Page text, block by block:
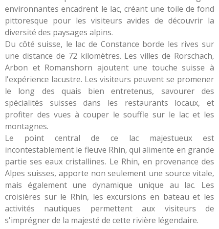
environnantes encadrent le lac, créant une toile de fond
pittoresque pour les visiteurs avides de découvrir la
diversité des paysages alpins.
Du côté suisse, le lac de Constance borde les rives sur
une distance de 72 kilomètres. Les villes de Rorschach,
Arbon et Romanshorn ajoutent une touche suisse à
l'expérience lacustre. Les visiteurs peuvent se promener
le long des quais bien entretenus, savourer des
spécialités suisses dans les restaurants locaux, et
profiter des vues à couper le souffle sur le lac et les
montagnes.
Le point central de ce lac majestueux est
incontestablement le fleuve Rhin, qui alimente en grande
partie ses eaux cristallines. Le Rhin, en provenance des
Alpes suisses, apporte non seulement une source vitale,
mais également une dynamique unique au lac. Les
croisières sur le Rhin, les excursions en bateau et les
activités nautiques permettent aux visiteurs de
s'imprégner de la majesté de cette rivière légendaire.